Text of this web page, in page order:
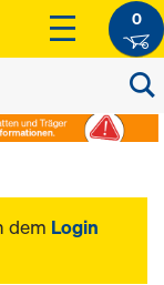
0
dem Login